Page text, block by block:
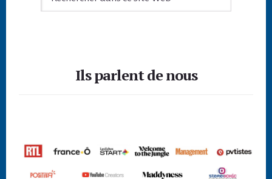
Ils parlent de nous